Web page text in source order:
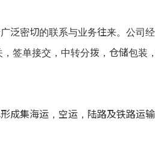
泛密切的联系与业务往来。公司
签单接交，中转分拨，仓储包装
成集海运，空运，陆路及铁路运